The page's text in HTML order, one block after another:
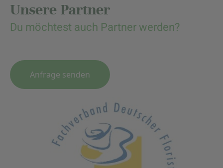
Unsere Partner
Du möchtest auch Partner werden?
Anfrage senden